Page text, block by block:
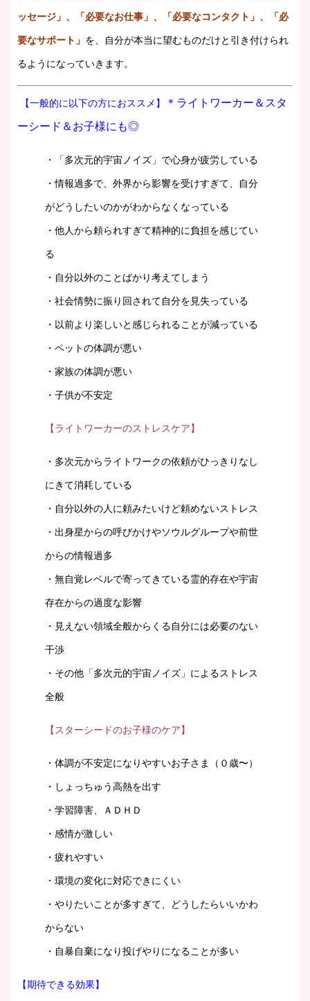
ッセージ」、「必要なお仕事」、「必要なコンタクト」、「必
要なサポート」 を、自分が本当に望むものだけと引き付けられ
るようになっていきます。
【一般的に以下の方におススメ】
＊ライトワーカー＆スタ
ーシード＆お子様にも◎
・「多次元的宇宙ノイズ」で心身が疲労している
・情報過多で、外界から影響を受けすぎて、自分
がどうしたいのかがわからなくなっている
・他人から頼られすぎて精神的に負担を感じてい
る
・自分以外のことばかり考えてしまう
・社会情勢に振り回されて自分を見失っている
・以前より楽しいと感じられることが減っている
・ペットの体調が悪い
・家族の体調が悪い
・子供が不安定
【ライトワーカーのストレスケア】
・多次元からライトワークの依頼がひっきりなし
にきて消耗している
・自分以外の人に頼みたいけど頼めないストレス
・出身星からの呼びかけやソウルグループや前世
からの情報過多
・無自覚レベルで寄ってきている霊的存在や宇宙
存在からの過度な影響
・見えない領域全般からくる自分には必要のない
干渉
・その他「多次元的宇宙ノイズ」によるストレス
全般
【スターシードのお子様のケア】
・体調が不安定になりやすいお子さま（０歳〜）
・しょっちゅう高熱を出す
・学習障害、ＡＤＨＤ
・感情が激しい
・疲れやすい
・環境の変化に対応できにくい
・やりたいことが多すぎて、どうしたらいいかわ
からない
・自暴自棄になり投げやりになることが多い
【期待できる効果】